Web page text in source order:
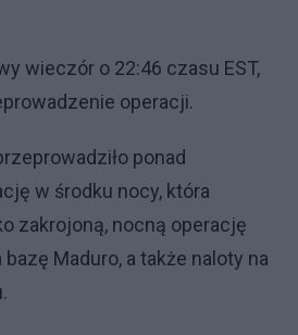
wieczór o 22:46 czasu EST,
operacji.
ponad
w środku nocy, która
zakrojoną, nocną operację
Maduro, a także naloty na